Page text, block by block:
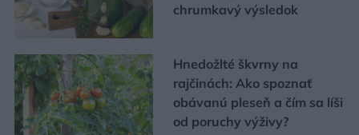
chrumkavý výsledok
Hnedožlté škvrny na
rajčinách: Ako spoznať
obávanú pleseň a čím sa líši
od poruchy výživy?